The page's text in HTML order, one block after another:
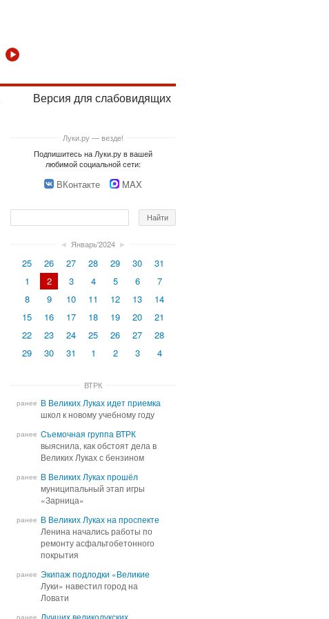
Версия для слабовидящих
Луки.ру — везде!
Подпишитесь на Луки.ру в вашей
любимой социальной сети:
ВКонтакте MAX
◄ Январь'2024 ►
25 26 27 28 29 30
31
1
2 3 4 5 6
7
8
9 10 11 12 13
14
15
16 17 18 19 20
21
22
23 24 25 26 27
28
29
30 31 1 2 3 4
ВТРК
ранее В Великих Луках идет приемка
школ к новому учебному году
В Великих Луках идет приемка
школ к новому учебному году
ранее Cъемочная группа ВТРК
выяснила, как обстоят дела в
Великих Луках с бензином
Cъемочная группа ВТРК
выяснила, как обстоят дела в
Великих Луках с бензином
ранее В Великих Луках прошёл
муниципальный этап игры
«Зарница»
В Великих Луках прошёл
муниципальный этап игры
«Зарница»
ранее В Великих Луках на проспекте
Ленина начались работы по
ремонту асфальтобетонного
покрытия
В Великих Луках на проспекте
Ленина начались работы по
ремонту асфальтобетонного
покрытия
ранее Экипаж подлодки «Великие
Луки» навестил город на
Ловати
Экипаж подлодки «Великие
Луки» навестил город на
Ловати
ранее Лучших великолукских
Лучших великолукских